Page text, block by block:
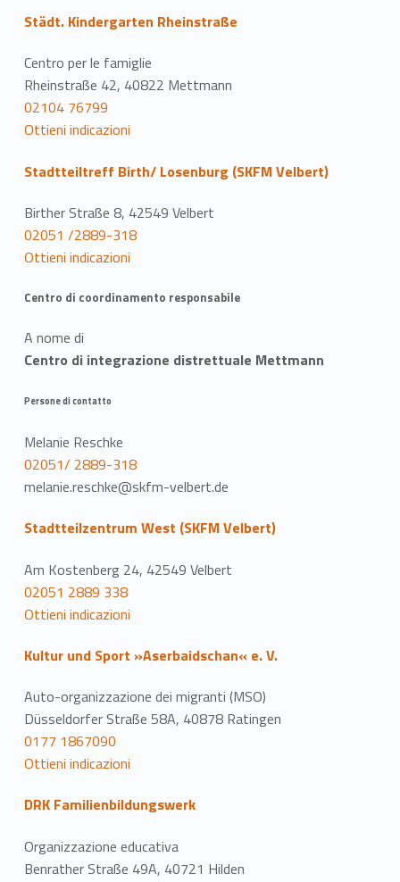
Städt. Kindergarten Rheinstraße
Centro per le famiglie
Rheinstraße 42, 40822 Mettmann
02104 76799
Ottieni indicazioni
Stadtteiltreff Birth/ Losenburg (SKFM Velbert)
Birther Straße 8, 42549 Velbert
02051 /2889-318
Ottieni indicazioni
Centro di coordinamento responsabile
A nome di
Centro di integrazione distrettuale Mettmann
Persone di contatto
Melanie Reschke
02051/ 2889-318
melanie.reschke@skfm-velbert.de
Stadtteilzentrum West (SKFM Velbert)
Am Kostenberg 24, 42549 Velbert
02051 2889 338
Ottieni indicazioni
Kultur und Sport »Aserbaidschan« e. V.
Auto-organizzazione dei migranti (MSO)
Düsseldorfer Straße 58A, 40878 Ratingen
0177 1867090
Ottieni indicazioni
DRK Familienbildungswerk
Organizzazione educativa
Benrather Straße 49A, 40721 Hilden